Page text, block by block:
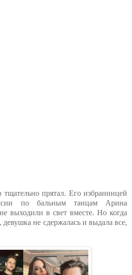
прятал. Его избранницей
по бальным танцам Арина
выходили в свет вместе. Но когда
не сдержалась и выдала все,